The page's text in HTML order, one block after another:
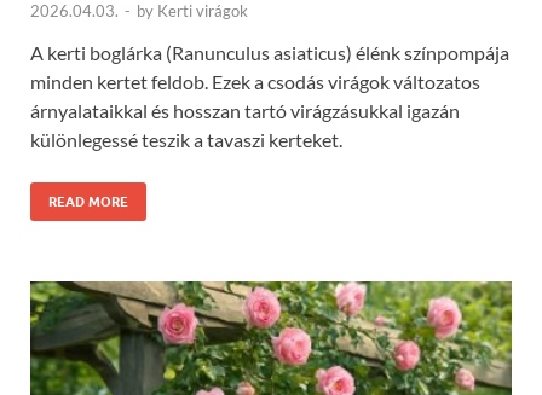
2026.04.03. - by Kerti virágok
A kerti boglárka (Ranunculus asiaticus) élénk színpompája
minden kertet feldob. Ezek a csodás virágok változatos
árnyalataikkal és hosszan tartó virágzásukkal igazán
különlegessé teszik a tavaszi kerteket.
READ MORE